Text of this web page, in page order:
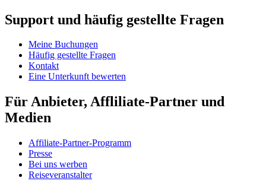
Support und häufig gestellte Fragen
Meine Buchungen
Häufig gestellte Fragen
Kontakt
Eine Unterkunft bewerten
Für Anbieter, Affliliate-Partner und
Medien
Affiliate-Partner-Programm
Presse
Bei uns werben
Reiseveranstalter